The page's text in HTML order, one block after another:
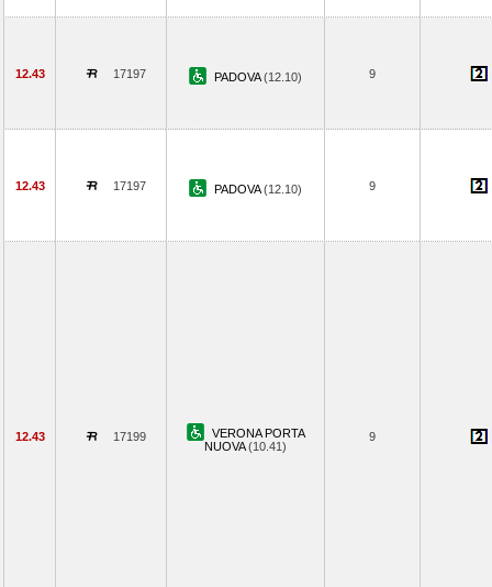
12.43 17197 PADOVA(12.10) 9
12.43 17197 PADOVA(12.10) 9
12.43 17199
VERONA PORTA
NUOVA(10.41)
9